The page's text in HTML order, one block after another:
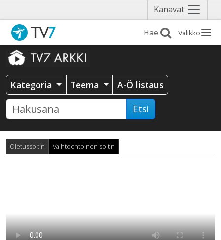
Kanavat Näytä
valikko
Valikko
Kategoria Teema A-Ö listaus
Etsi
Oletussoitin Vaihtoehtoinen soitin